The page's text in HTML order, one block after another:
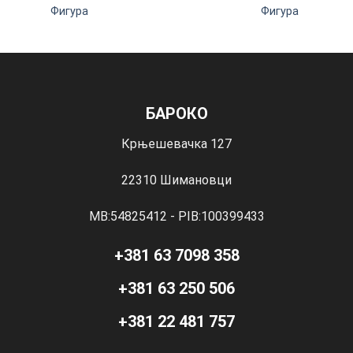
Фигура Фигура
БАРОКО
Крњешевачка 127
22310 Шимановци
MB:54825412 - PIB:100399433
+381 63 7098 358
+381 63 250 506
+381 22 481 757